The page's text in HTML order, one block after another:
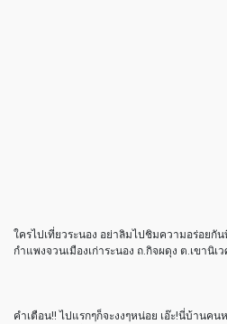
ใครไปเที่ยวระนอง อย่าลิมไปชิมความอร่อยกั
กำแพงจวนเมืองเก่าระนอง ถ.กิจผดุง ต.เขานิเ
คำเตือน!! ไปแรกๆก็จะงงๆหน่อย เอ๊ะ!นี่บ้านคน